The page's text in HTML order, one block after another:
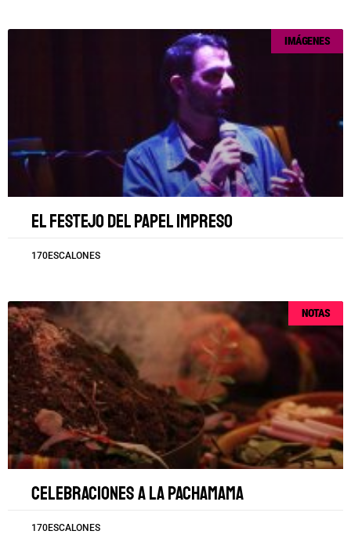
IMÁGENES
El festejo del papel impreso
170ESCALONES
NOTAS
Celebraciones a la Pachamama
170ESCALONES